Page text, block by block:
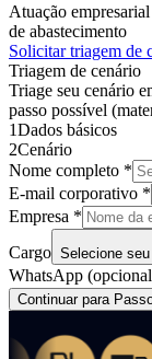
Atuação
de abastecimento
Solicitar triagem de
Triagem de cenário
Triage seu cenário
passo possível
1Dados básicos
2Cenário
Nome completo *
E-mail corporativo *
Empresa *
Cargo Selecione
WhatsApp
Continuar para